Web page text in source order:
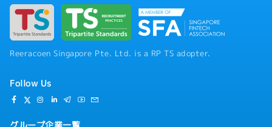
Reeracoen Singapore Pte. Ltd. is a RP TS adopter.
Follow Us